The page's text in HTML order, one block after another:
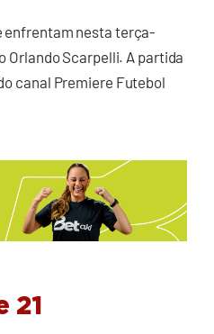
enfrentam nesta terça-
Orlando Scarpelli. A partida
canal Premiere Futebol
21